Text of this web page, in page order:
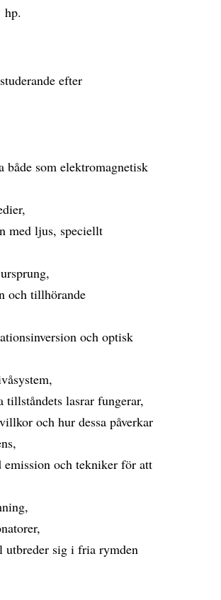
hp.
efter
både som elektromagnetisk
med ljus, speciellt
och tillhörande
och optisk
tillståndets lasrar fungerar,
och hur dessa påverkar
och tekniker för att
utbreder sig i fria rymden